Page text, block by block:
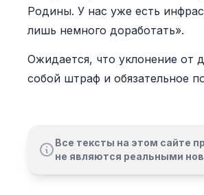
Родины. У нас уже есть
лишь немного доработать».
Ожидается, что уклонение от
собой штраф и обязательное
Все тексты на этом сайте
не являются реальными